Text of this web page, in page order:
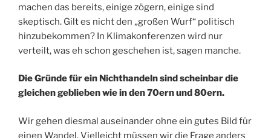
machen das bereits, einige zögern, einige sind
skeptisch. Gilt es nicht den „großen Wurf“ politisch
hinzubekommen? In Klimakonferenzen wird nur
verteilt, was eh schon geschehen ist, sagen manche.
Die Gründe für ein Nichthandeln sind scheinbar die
gleichen geblieben wie in den 70ern und 80ern.
Wir gehen diesmal auseinander ohne ein gutes Bild für
einen Wandel. Vielleicht müssen wir die Frage anders